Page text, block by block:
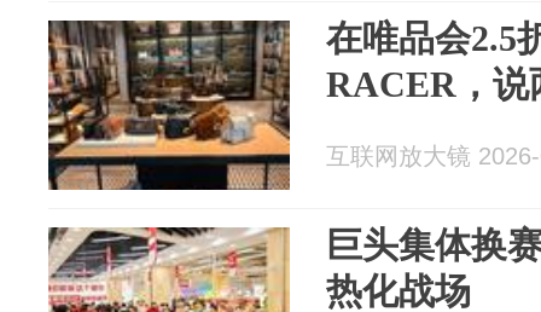
在唯品会2.5
RACER，说
互联网放大镜
巨头集体换
热化战场